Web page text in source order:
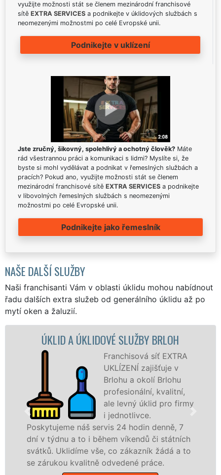
využijte možnosti stát se členem mezinárodní franchisové
sítě EXTRA SERVICES a podnikejte v úklidových službách s
neomezenými možnostmi po celé Evropské unii.
Podnikejte v uklízení
Jste zručný, šikovný, spolehlivý a ochotný člověk? Máte
rád všestrannou práci a komunikaci s lidmi? Myslíte si, že
byste si mohl vydělávat a podnikat v řemeslných službách a
pracích? Pokud ano, využijte možnosti stát se členem
mezinárodní franchisové sítě EXTRA SERVICES a podnikejte
v libovolných řemeslných službách s neomezenými
možnostmi po celé Evropské unii.
Podnikejte jako řemeslník
NAŠE DALŠÍ SLUŽBY
Naši franchisanti Vám v oblasti úklidu mohou nabídnout
řadu dalších extra služeb od generálního úklidu až po
mytí oken a žaluzií.
A ÚKLIDOVÉ SLUŽBY BRLOH
Franchisová síť EXTRA
UKLÍZENÍ zajišťuje v
Brlohu a okolí Brlohu
profesionální, kvalitní,
ale levný úklid pro firmy
i jednotlivce.
náš servis 24 hodin denně, 7
a to i během víkendů či státních
vše, co zákazník žádá a to
kvalitně odvedené práce.
nabízíme
státní